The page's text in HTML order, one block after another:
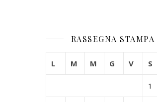
RASSEGNA STAMPA
L M M G V S
1